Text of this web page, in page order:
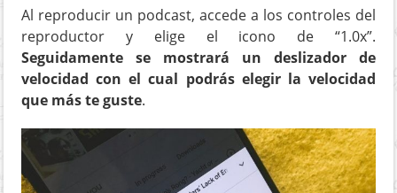
Al reproducir un podcast, accede a los controles del
reproductor y elige el icono de “1.0x”.
Seguidamente se mostrará un deslizador de
velocidad con el cual podrás elegir la velocidad
que más te guste.